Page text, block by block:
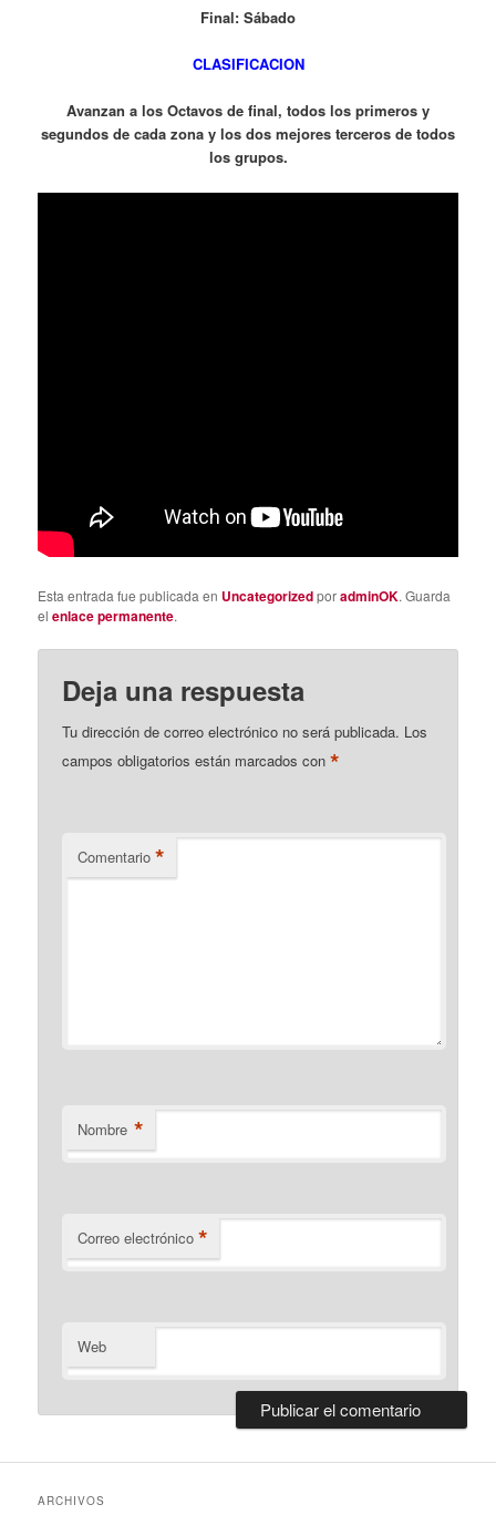
Final: Sábado
CLASIFICACION
Avanzan a los Octavos de final, todos los primeros y
segundos de cada zona y los dos mejores terceros de todos
los grupos.
Esta entrada fue publicada en UncategorizedporadminOK. Guarda
elenlace permanente.
Deja una respuesta
Tu dirección de correo electrónico no será publicada. Los
campos obligatorios están marcados con*
Comentario *
Nombre *
Correo electrónico *
Web
ARCHIVOS